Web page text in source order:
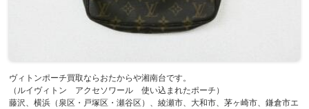
ヴィトンポーチ買取ならおたからや湘南台です。
（ルイヴィトン アクセソワール 使い込まれたポーチ）
藤沢、横浜（泉区・戸塚区・瀬谷区）、綾瀬市、大和市、茅ヶ崎市、鎌倉市エ